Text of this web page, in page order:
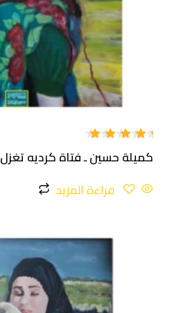
التقييم
5.00 من
كميلة حسين ـ فتاة كرديه تغزل
قراءة المزيد